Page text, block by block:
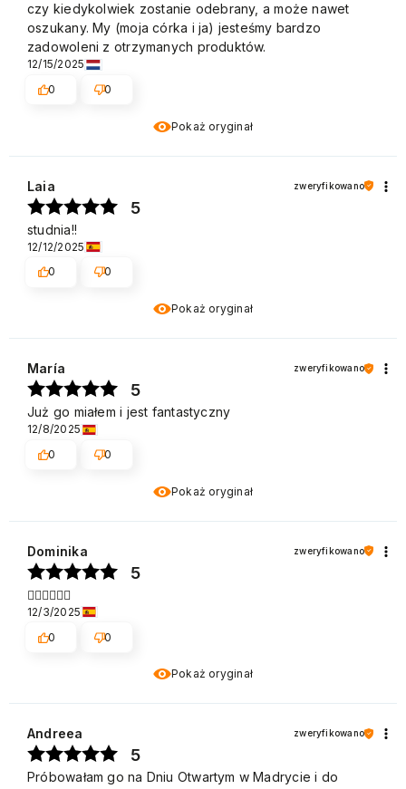
Pokaż oryginał
czy kiedykolwiek zostanie odebrany, a może nawet
oszukany. My (moja córka i ja) jesteśmy bardzo
zadowoleni z otrzymanych produktów.
12/15/2025
0
0
Pokaż oryginał
Laia zweryfikowano
5
studnia!!
12/12/2025
0
0
Pokaż oryginał
María zweryfikowano
5
Już go miałem i jest fantastyczny
12/8/2025
0
0
Pokaż oryginał
Dominika zweryfikowano
5
👌🏻👌🏻👌🏻
12/3/2025
0
0
Andreea zweryfikowano
5
Próbowałam go na Dniu Otwartym w Madrycie i do